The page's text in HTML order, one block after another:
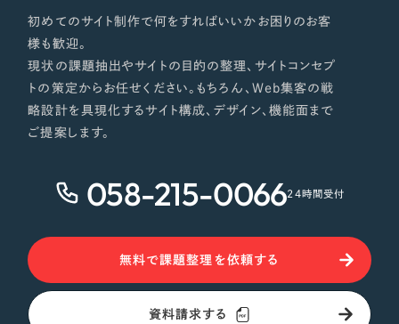
初めてのサイト制作で何をすればいいかお困りのお客
様も歓迎。
現状の課題抽出やサイトの目的の整理、サイトコンセプ
トの策定からお任せください。もちろん、Web集客の戦
略設計を具現化するサイト構成、デザイン、機能面まで
ご提案します。
058-215-006624時間受付
無料で課題整理を依頼する
資料請求する